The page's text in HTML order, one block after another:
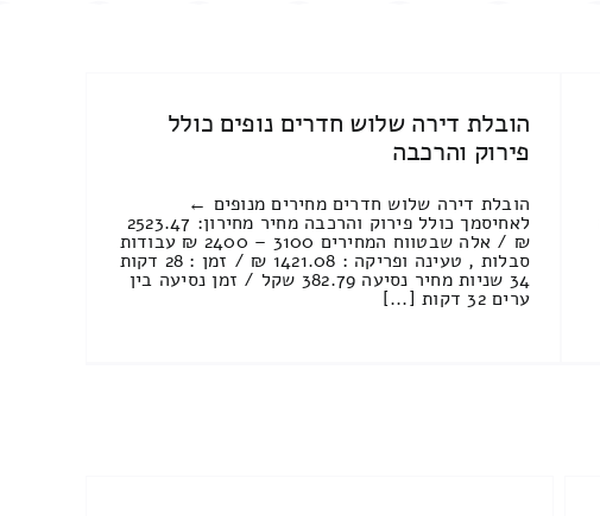
הובלת דירה שלוש חדרים נופים כולל
פירוק והרכבה
הובלת דירה שלוש חדרים מחירים מנופים ←
לאחיסמך כולל פירוק והרכבה מחיר מחירון: 2523.47
₪ / אלה שבטווח המחירים 3100 – 2400 ₪ עבודות
סבלות , טעינה ופריקה : 1421.08 ₪ / זמן : 28 דקות
34 שניות מחיר נסיעה 382.79 שקל / זמן נסיעה בין
ערים 32 דקות [...]